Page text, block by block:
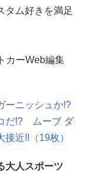
タム好きを満足
カーWeb編集
ーニッシュか!?
だ!? ムーブ ダ
近!!（19枚）
大人スポーツ